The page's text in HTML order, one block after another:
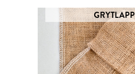
GRYTLAPP